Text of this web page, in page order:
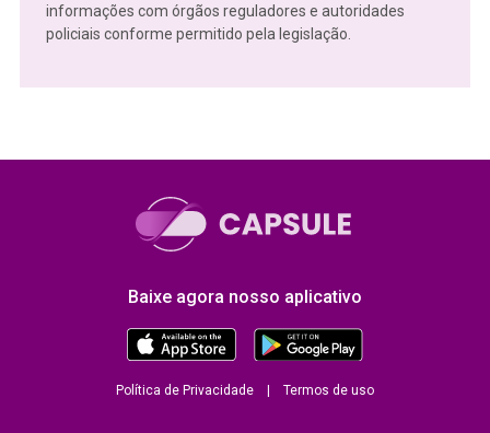
informações com órgãos reguladores e autoridades
policiais conforme permitido pela legislação.
Baixe agora nosso aplicativo
Política de Privacidade Termos de uso